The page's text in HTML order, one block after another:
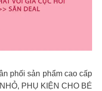
phối sản phẩm cao cấp
PHỤ KIỆN CHO BÉ